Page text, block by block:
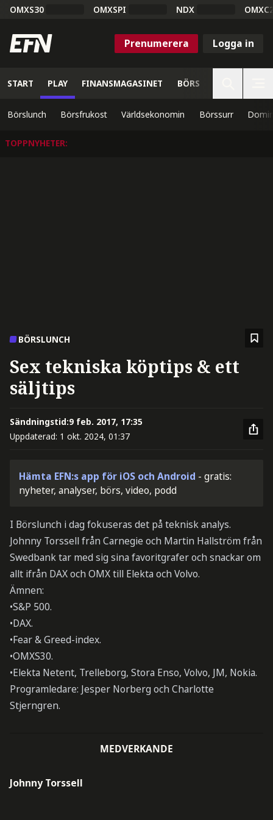
OMXS30 OMXSPI NDX
Prenumerera Logga in
START PLAY FINANSMAGASINET BÖRS
Börslunch Börsfrukost Världsekonomin Börssurr
TOPPNYHETER:
BÖRSLUNCH
Sex tekniska köptips & ett
säljtips
Sändningstid:9 feb. 2017, 17:35
Uppdaterad: 1 okt. 2024, 01:37
Hämta EFN:s app för iOS och Android - gratis:
nyheter, analyser, börs, video, podd
I Börslunch i dag fokuseras det på teknisk analys.
Johnny Torssell från Carnegie och Martin Hallström från
Swedbank tar med sig sina favoritgrafer och snackar om
allt ifrån DAX och OMX till Elekta och Volvo.
Ämnen:
•S&P 500.
•DAX.
•Fear & Greed-index.
•OMXS30.
•Elekta Netent, Trelleborg, Stora Enso, Volvo, JM, Nokia.
Programledare: Jesper Norberg och Charlotte
Stjerngren.
MEDVERKANDE
Johnny Torssell